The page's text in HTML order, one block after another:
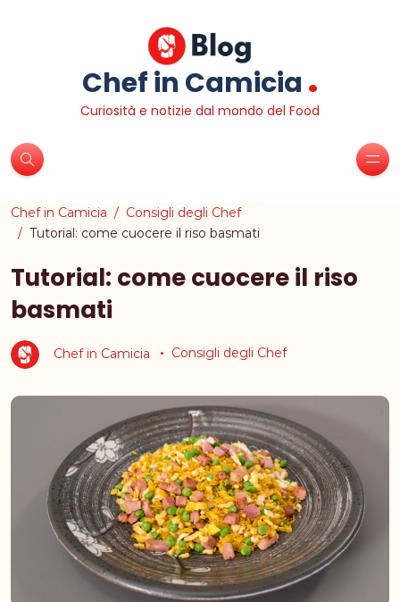
Chef in Camicia .
Curiosità e notizie dal mondo del Food
Chef in Camicia
Consigli degli Chef
Tutorial: come cuocere il riso basmati
Tutorial: come cuocere il riso
basmati
Chef in Camicia Consigli degli Chef